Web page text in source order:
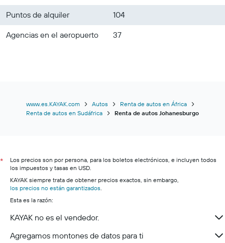
Puntos de alquiler
104
Agencias en el aeropuerto
37
www.es.KAYAK.com Autos
Renta de autos en África
Renta de autos en Sudáfrica
Renta de autos Johanesburgo
*
Los precios son por persona, para los boletos electrónicos, e incluyen todos
los impuestos y tasas en USD.
KAYAK siempre trata de obtener precios exactos, sin embargo,
los precios no están garantizados
Esta es la razón:
KAYAK no es el vendedor.
Agregamos montones de datos para ti